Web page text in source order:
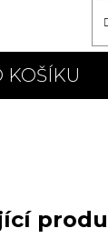
KOŠÍKU